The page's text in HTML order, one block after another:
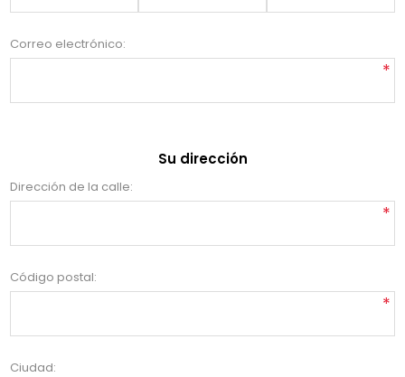
Correo electrónico:
*
Su dirección
Dirección de la calle:
*
Código postal:
*
Ciudad: